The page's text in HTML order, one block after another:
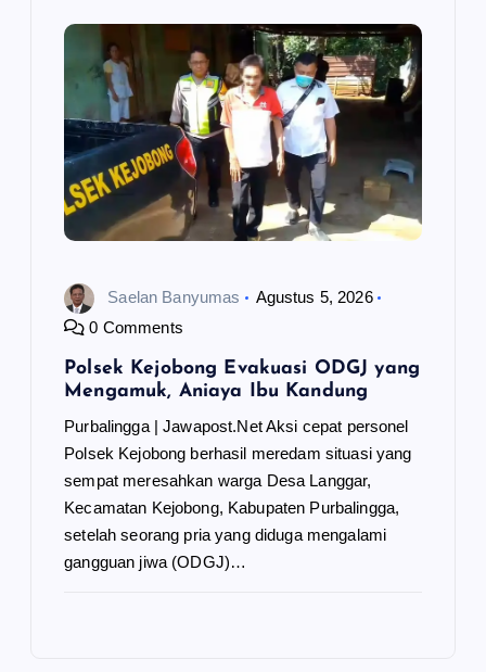
Saelan Banyumas
Agustus 5, 2026
0 Comments
Polsek Kejobong Evakuasi ODGJ yang
Mengamuk, Aniaya Ibu Kandung
Purbalingga | Jawapost.Net Aksi cepat personel
Polsek Kejobong berhasil meredam situasi yang
sempat meresahkan warga Desa Langgar,
Kecamatan Kejobong, Kabupaten Purbalingga,
setelah seorang pria yang diduga mengalami
gangguan jiwa (ODGJ)…